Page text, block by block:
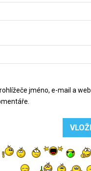
jméno, e-mail a